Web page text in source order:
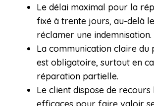
Le délai maximal pour la
fixé à trente jours, au-delà
réclamer une indemnisation.
La communication claire du
est obligatoire, surtout en
réparation partielle.
Le client dispose de recours